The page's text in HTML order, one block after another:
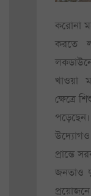
করোনা
করতে
খাওয়া
ক্ষেত্রে
উদ্যোগও
প্রান্তে
জনতাও